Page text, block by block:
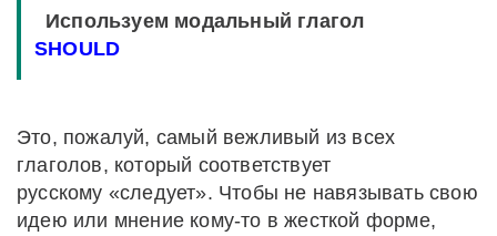
Используем модальный глагол
SHOULD
Это, пожалуй, самый вежливый из всех
глаголов, который соответствует
русскому «следует». Чтобы не навязывать свою
идею или мнение кому-то в жесткой форме,